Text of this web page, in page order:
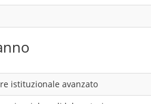
istituzionale avanzato